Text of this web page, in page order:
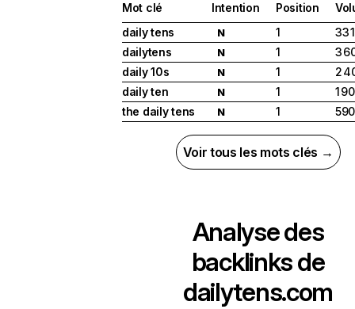
Mot clé Intention Position
daily tens
N 1
33
dailytens
N 1
3
daily 10s
N 1
2
daily ten
N 1
1
the daily tens
N 1 590
Voir tous les mots clés →
Analyse des
backlinks de
dailytens.com